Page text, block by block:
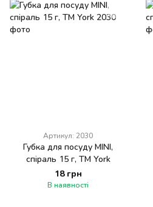
Артикул: 2030
Губка для посуду МINІ,
спіраль 15 г, ТМ York
18 грн
В наявності